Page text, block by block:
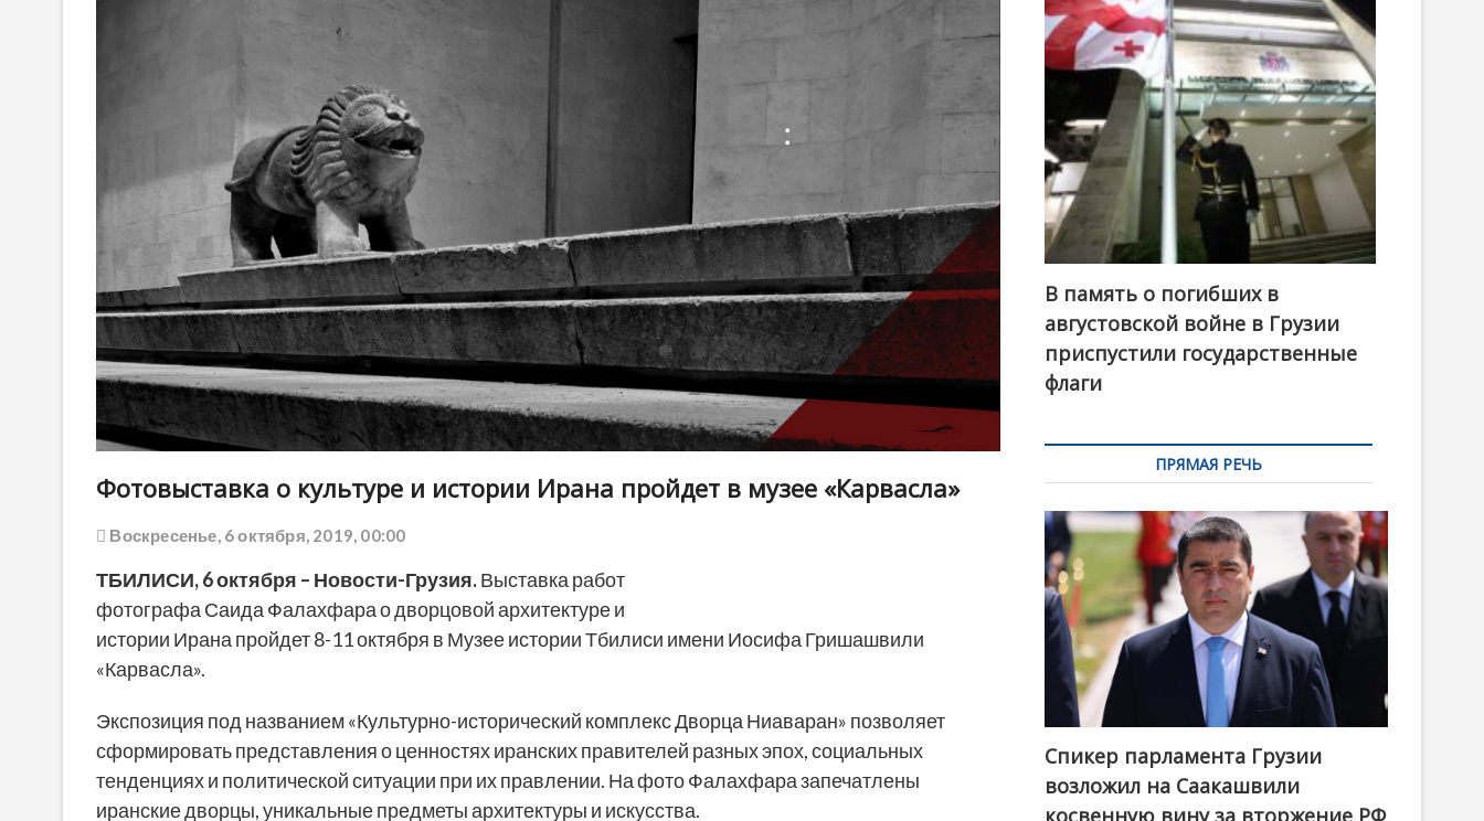
o
n
Фотовыставка о культуре и истории Ирана пройдет в музее «Карвасла»
Воскресенье, 6 октября, 2019, 00:00
ТБИЛИСИ, 6 октября – Новости-Грузия.Выставка работ
фотографа Саида Фалахфара о дворцовой архитектуре и
истории Ирана пройдет 8-11 октября в Музее истории Тбилиси имени Иосифа Гришашвили
«Карвасла».
Экспозиция под названием «Культурно-исторический комплекс Дворца Ниаваран» позволяет
сформировать представления о ценностях иранских правителей разных эпох, социальных
тенденциях и политической ситуации при их правлении. На фото Фалахфара запечатлены
иранские дворцы, уникальные предметы архитектуры и искусства.
В память о погибших в
августовской войне в Грузии
приспустили государственные
флаги
ПРЯМАЯ РЕЧЬ
Спикер парламента Грузии
возложил на Саакашвили